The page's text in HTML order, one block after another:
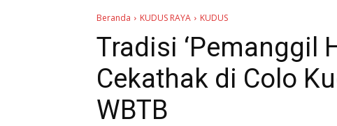
Beranda KUDUS RAYA KUDUS
Tradisi ‘Pemanggil
Cekathak di Colo
WBTB